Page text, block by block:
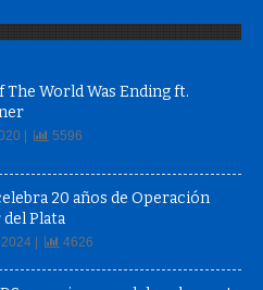
The World Was Ending ft.
| 5596
20 años de Operación
Plata
| 4626